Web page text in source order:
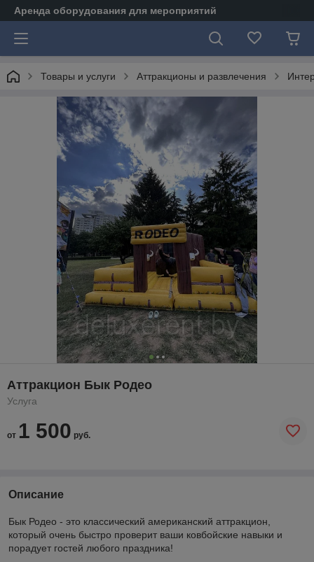
Аренда оборудования для мероприятий
Товары и услуги Аттракционы и развлечения
Аттракцион Бык Родео
Услуга
от 1 500 руб.
Описание
Бык Родео - это классический американский аттракцион,
который очень быстро проверит ваши ковбойские навыки и
порадует гостей любого праздника!